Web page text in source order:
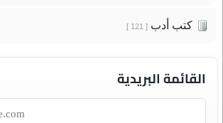
كتب أدب[ 121 ]
القائمة البريدية